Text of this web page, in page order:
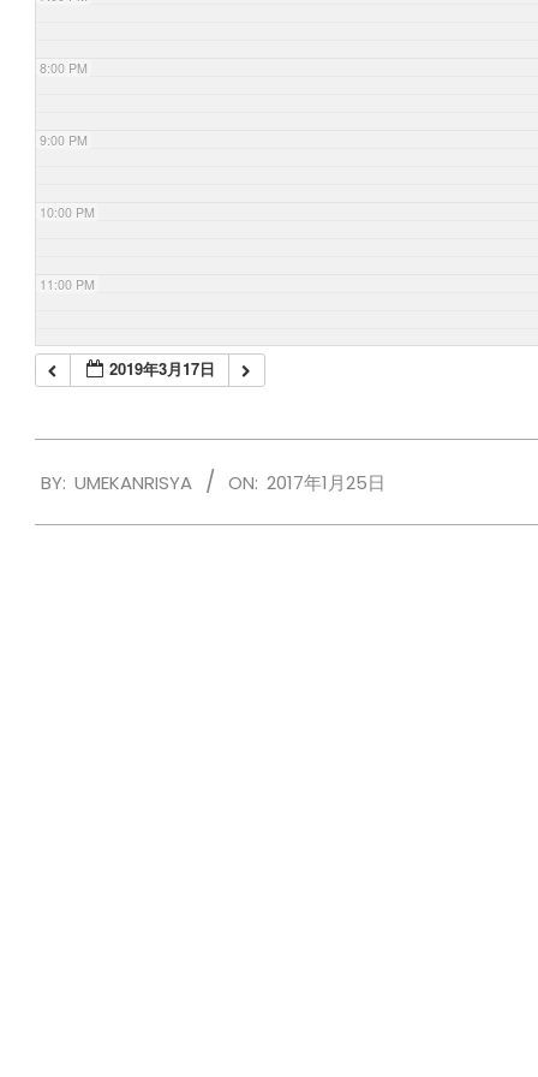
8:00 PM
9:00 PM
10:00 PM
11:00 PM
2019年3月17日
01-
BY: UMEKANRISYA ON: 2017年1月25日